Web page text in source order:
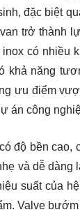
đặc biệt
trở thành
có nhiều
khả năng
ưu điểm
án công
độ bền
và dễ dàng
suất của
Valve